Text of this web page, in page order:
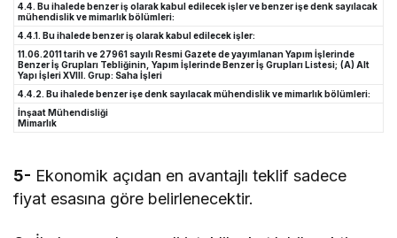
4.4. Bu ihalede benzer iş olarak kabul edilecek işler ve benzer işe denk sayılacak
mühendislik ve mimarlık bölümleri:
4.4.1. Bu ihalede benzer iş olarak kabul edilecek işler:
11.06.2011 tarih ve 27961 sayılı Resmi Gazete de yayımlanan Yapım İşlerinde
Benzer İş Grupları Tebliğinin, Yapım İşlerinde Benzer İş Grupları Listesi; (A) Alt
Yapı İşleri XVIII. Grup: Saha İşleri
4.4.2. Bu ihalede benzer işe denk sayılacak mühendislik ve mimarlık bölümleri:
İnşaat Mühendisliği
Mimarlık
5- Ekonomik açıdan en avantajlı teklif sadece
fiyat esasına göre belirlenecektir.